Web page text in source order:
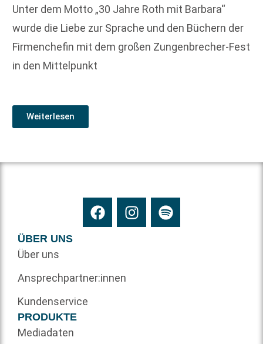
Unter dem Motto „30 Jahre Roth mit Barbara“
wurde die Liebe zur Sprache und den Büchern der
Firmenchefin mit dem großen Zungenbrecher-Fest
in den Mittelpunkt
Weiterlesen
ÜBER UNS
Über uns
Ansprechpartner:innen
Kundenservice
PRODUKTE
Mediadaten